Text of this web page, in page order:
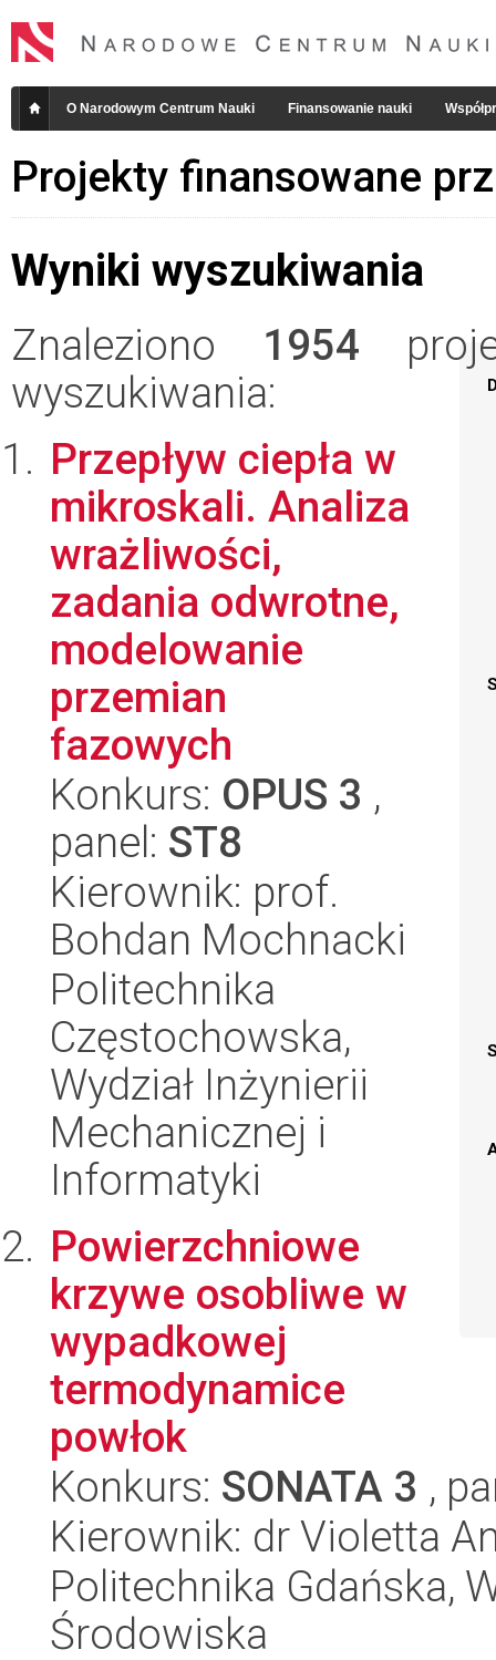
O Narodowym Centrum Nauki Finansowanie nauki
Projekty finansowane
Wyniki wyszukiwania
Znaleziono 1954
wyszukiwania:
Przepływ ciepła w
mikroskali. Analiza
wrażliwości,
zadania odwrotne,
modelowanie
przemian
fazowych
Konkurs: OPUS 3 ,
panel: ST8
Kierownik: prof.
Bohdan Mochnacki
Politechnika
Częstochowska,
Wydział Inżynierii
Mechanicznej i
Informatyki
Powierzchniowe
krzywe osobliwe w
wypadkowej
termodynamice
powłok
Konkurs: SONATA 3 ,
Kierownik: dr Violetta
Politechnika Gdańska,
Środowiska